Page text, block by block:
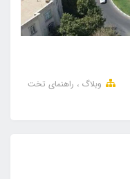
وبلاگ
راهنمای تخت